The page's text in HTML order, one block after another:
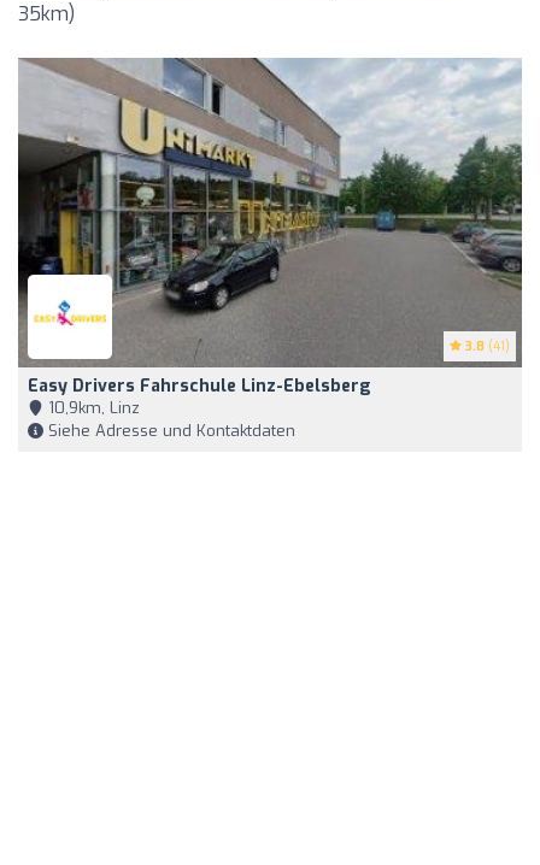
35km)
3.8 (41)
Easy Drivers Fahrschule Linz-Ebelsberg
10,9km, Linz
Siehe Adresse und Kontaktdaten